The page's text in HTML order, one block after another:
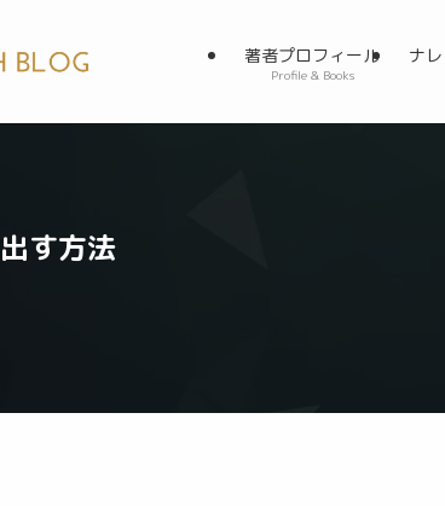
著者プロフィール
Profile & Books
ナ
す方法